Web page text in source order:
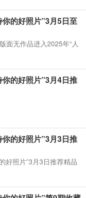
的好照片”3月5日至
面无作品进入2025年“人
的好照片”3月4日推
的好照片”3月3日推
好照片”3月3日推荐精品